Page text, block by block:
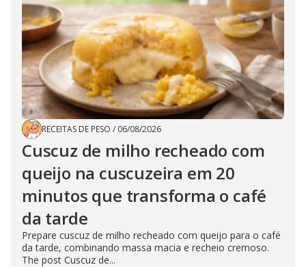
RECEITAS DE PESO / 06/08/2026
Cuscuz de milho recheado com
queijo na cuscuzeira em 20
minutos que transforma o café
da tarde
Prepare cuscuz de milho recheado com queijo para o café
da tarde, combinando massa macia e recheio cremoso.
The post Cuscuz de...